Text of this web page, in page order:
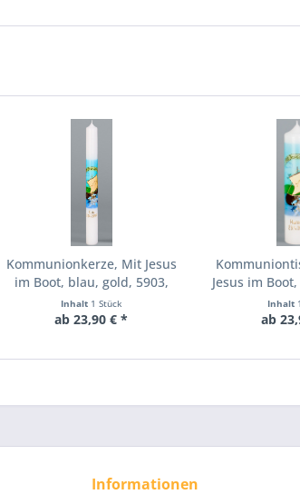
Kommunionkerze, Mit Jesus
im Boot, blau, gold, 5903,
Größe wählbar
Inhalt 1 Stück
ab 23,90 € *
Jesus im
Inhalt
ab
Informationen